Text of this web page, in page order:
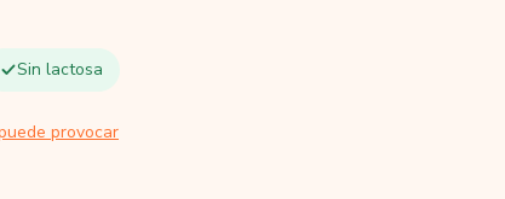
Sin lactosa
provocar